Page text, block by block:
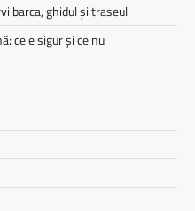
barca, ghidul și traseul
ce e sigur și ce nu